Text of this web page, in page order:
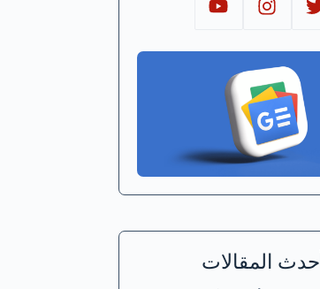
أحدث المقالات